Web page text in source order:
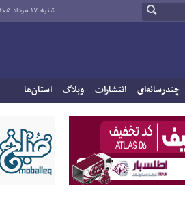
شنبه ۱۷ مرداد ۱۴۰۵
چندرسانه‌ای انتشارات وبلاگ استان‌ها